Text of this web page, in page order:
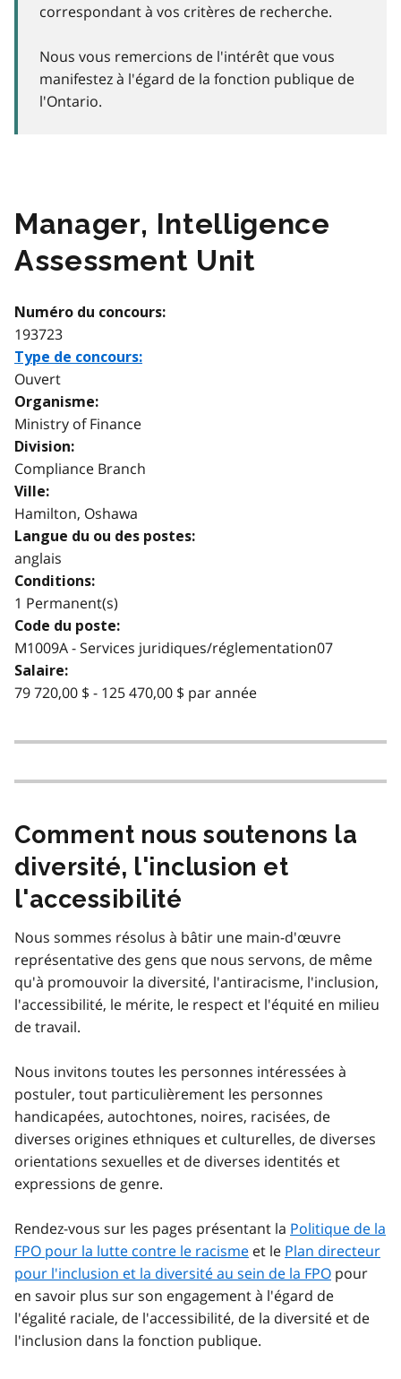
correspondant à vos critères de recherche.
Nous vous remercions de l'intérêt que vous
manifestez à l'égard de la fonction publique de
l'Ontario.
Manager, Intelligence
Assessment Unit
Numéro du concours:
193723
Type de concours:
Ouvert
Organisme:
Ministry of Finance
Division:
Compliance Branch
Ville:
Hamilton, Oshawa
Langue du ou des postes:
anglais
Conditions:
1 Permanent(s)
Code du poste:
M1009A - Services juridiques/réglementation07
Salaire:
79 720,00 $ - 125 470,00 $ par année
Comment nous soutenons la
diversité, l'inclusion et
l'accessibilité
Nous sommes résolus à bâtir une main-d'œuvre
représentative des gens que nous servons, de même
qu'à promouvoir la diversité, l'antiracisme, l'inclusion,
l'accessibilité, le mérite, le respect et l'équité en milieu
de travail.
Nous invitons toutes les personnes intéressées à
postuler, tout particulièrement les personnes
handicapées, autochtones, noires, racisées, de
diverses origines ethniques et culturelles, de diverses
orientations sexuelles et de diverses identités et
expressions de genre.
Rendez-vous sur les pages présentant la Politique de la
FPO pour la lutte contre le racisme et le Plan directeur
pour l'inclusion et la diversité au sein de la FPO pour
en savoir plus sur son engagement à l'égard de
l'égalité raciale, de l'accessibilité, de la diversité et de
l'inclusion dans la fonction publique.